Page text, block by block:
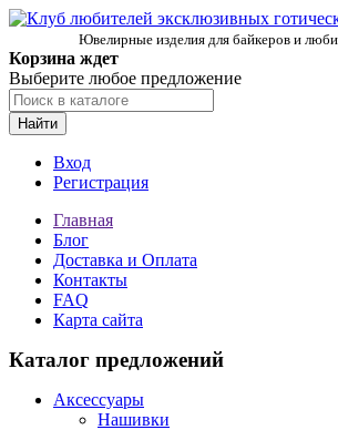
Ювелирные изделия для байкеров и
Корзина ждет
Выберите любое предложение
Найти
Вход
Регистрация
Главная
Блог
Доставка и Оплата
Контакты
FAQ
Карта сайта
Каталог предложений
Аксессуары
Нашивки